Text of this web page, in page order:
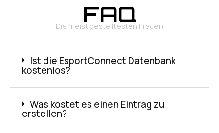
FAQ
Die meist gestelltesten Fragen
Ist die EsportConnect Datenbank
kostenlos?
Was kostet es einen Eintrag zu
erstellen?